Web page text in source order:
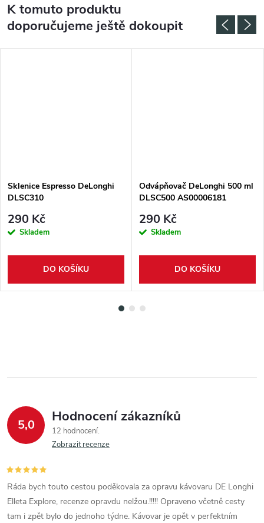
K tomuto produktu
doporučujeme ještě dokoupit
Sklenice Espresso DeLonghi
DLSC310
290 Kč
Skladem
DO KOŠÍKU
Odvápňovač DeLonghi 500 ml
DLSC500 AS00006181
290 Kč
Skladem
DO KOŠÍKU
5,0 Hodnocení zákazníků
12 hodnocení
Zobrazit recenze
Ráda bych touto cestou poděkovala za opravu kávovaru DE Longhi
Elleta Explore, recenze opravdu nelžou.!!!!! Opraveno včetně cesty
tam i zpět bylo do jednoho týdne. Kávovar je opět v perfektním